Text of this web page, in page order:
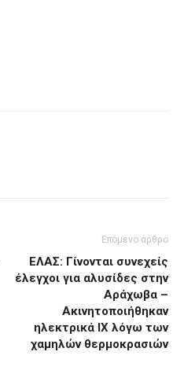
Επόμενο άρθρο
EΛΑΣ: Γίνονται συνεχείς
έλεγχοι για αλυσίδες στην
Αράχωβα –
Ακινητοποιήθηκαν
ηλεκτρικά ΙΧ λόγω των
χαμηλών θερμοκρασιών